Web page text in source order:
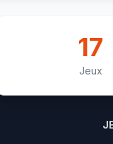
17
Jeux